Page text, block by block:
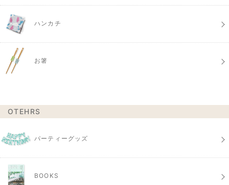
ハンカチ
お箸
OTEHRS
パーティーグッズ
BOOKS